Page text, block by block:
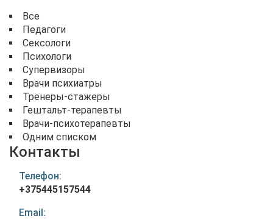
Все
Педагоги
Сексологи
Психологи
Супервизоры
Врачи психиатры
Тренеры-стажеры
Гештальт-терапевты
Врачи-психотерапевты
Одним списком
Контакты
Телефон:
+375445157544
Email: